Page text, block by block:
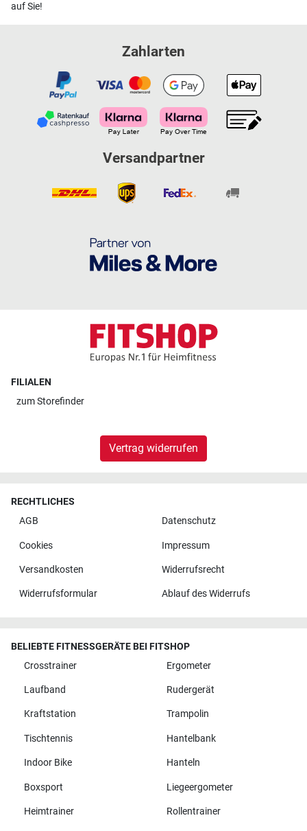
auf Sie!
Zahlarten
Versandpartner
FILIALEN
zumStorefinder
Vertrag widerrufen
RECHTLICHES
AGB
Datenschutz
Cookies Impressum
Versandkosten Widerrufsrecht
Widerrufsformular Ablauf des Widerrufs
BELIEBTE FITNESSGERÄTE BEI FITSHOP
Crosstrainer
Ergometer
Laufband Rudergerät
Kraftstation Trampolin
Tischtennis Hantelbank
Indoor Bike Hanteln
Boxsport Liegeergometer
Heimtrainer Rollentrainer